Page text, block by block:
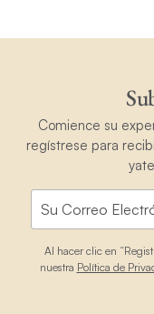
Comience su
regístrese para
Al hacer clic en
nuestra Política de